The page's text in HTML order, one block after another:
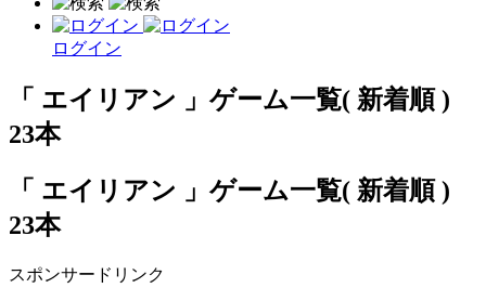
ログイン
「 エイリアン 」ゲーム一覧( 新着順 )
23本
「 エイリアン 」ゲーム一覧( 新着順 )
23本
スポンサードリンク